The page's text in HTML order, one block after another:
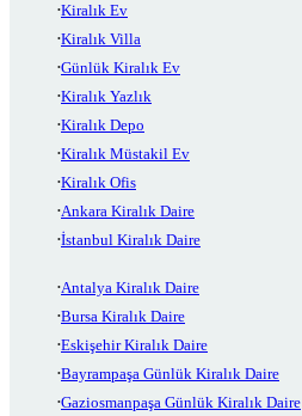
Kiralık Ev
Kiralık Villa
Günlük Kiralık Ev
Kiralık Yazlık
Kiralık Depo
Kiralık Müstakil Ev
Kiralık Ofis
Ankara Kiralık Daire
İstanbul Kiralık Daire
Antalya Kiralık Daire
Bursa Kiralık Daire
Eskişehir Kiralık Daire
Bayrampaşa Günlük Kiralık Daire
Gaziosmanpaşa Günlük Kiralık Daire